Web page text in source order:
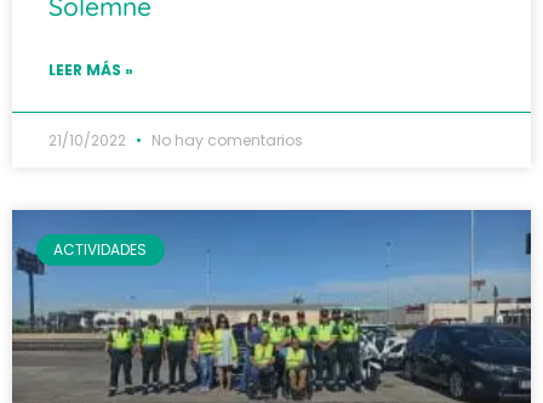
LEER MÁS »
21/10/2022 No hay comentarios
ACTIVIDADES